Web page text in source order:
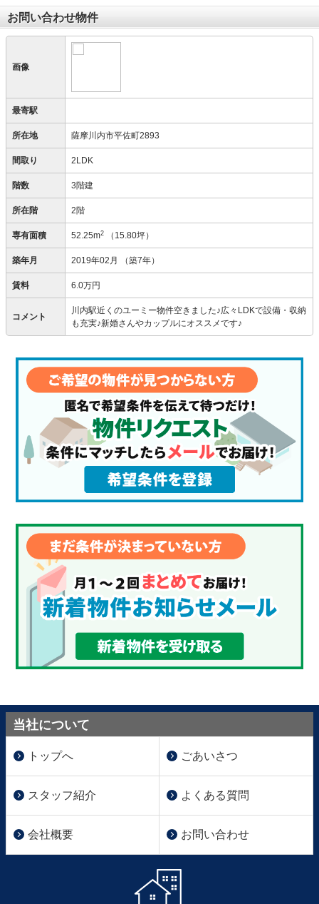
お問い合わせ物件
画像
最寄駅
所在地 薩摩川内市平佐町2893
間取り 2LDK
階数 3階建
所在階 2階
専有面積 52.25m2 （15.80坪）
築年月 2019年02月 （築7年）
賃料 6.0万円
コメント
川内駅近くのユーミー物件空きました♪広々LDKで設備・収納
も充実♪新婚さんやカップルにオススメです♪
当社について
トップへ ごあいさつ
スタッフ紹介 よくある質問
会社概要 お問い合わせ